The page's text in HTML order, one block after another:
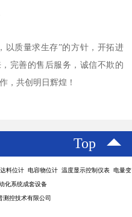
以质量求生存”的方针，开拓进
完善的售后服务，诚信不欺的
，共创明日辉煌！
Top
料位计 电容物位计 温度显示控制仪表 电量变
化系统成套设备
测控技术有限公司